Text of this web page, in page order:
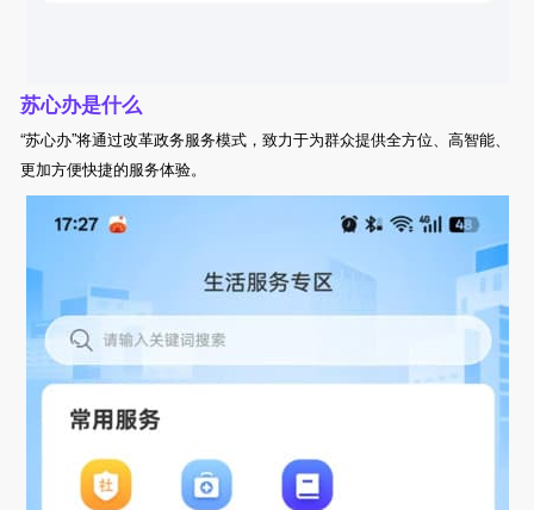
苏心办是什么
“苏心办”将通过改革政务服务模式，致力于为群众提供全方位、高智能、
更加方便快捷的服务体验。